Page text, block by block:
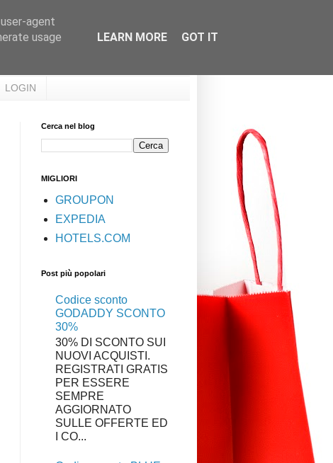
LOGIN
Cerca nel blog
MIGLIORI
GROUPON
EXPEDIA
HOTELS.COM
Post più popolari
Codice sconto
GODADDY SCONTO
30%
30% DI SCONTO SUI
NUOVI ACQUISTI.
REGISTRATI GRATIS
PER ESSERE
SEMPRE
AGGIORNATO
SULLE OFFERTE ED
I CO...
agent
usage
LEARN MORE GOT IT